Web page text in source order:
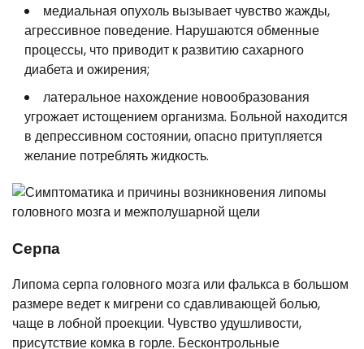
медиальная опухоль вызывает чувство жажды,
агрессивное поведение. Нарушаются обменные
процессы, что приводит к развитию сахарного
диабета и ожирения;
латеральное нахождение новообразования
угрожает истощением организма. Больной находится
в депрессивном состоянии, опасно притупляется
желание потреблять жидкость.
Серпа
Липома серпа головного мозга или фалькса в большом
размере ведет к мигрени со сдавливающей болью,
чаще в лобной проекции. Чувство удушливости,
присутствие комка в горле. Бесконтрольные